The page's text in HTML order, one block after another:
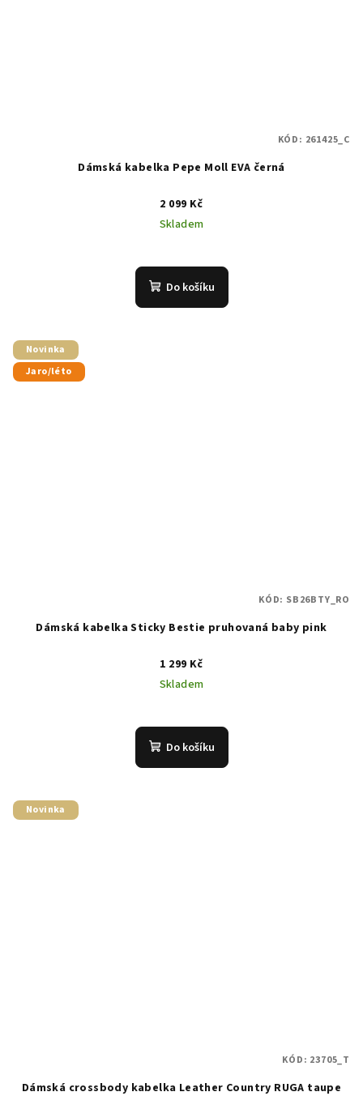
Dámská kabelka Pepe Moll EVA černá
2 099 Kč
Skladem
Do košíku
KÓD: 261425_C
Novinka
Jaro/léto
Dámská kabelka Sticky Bestie pruhovaná baby pink
1 299 Kč
Skladem
Do košíku
KÓD: SB26BTY_RO
Novinka
Dámská crossbody kabelka Leather Country RUGA taupe
KÓD: 23705_T